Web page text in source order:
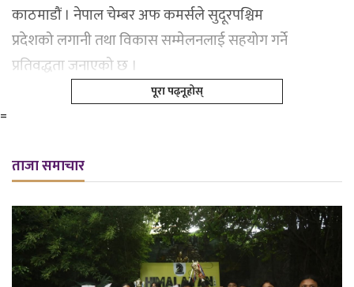
काठमाडौं । नेपाल चेम्बर अफ कमर्सले सुदूरपश्चिम
प्रदेशको लगानी तथा विकास सम्मेलनलाई सहयोग गर्ने
प्रतिवद्धता जनाएको छ ।
पूरा पढ्नूहोस्
=
ताजा समाचार